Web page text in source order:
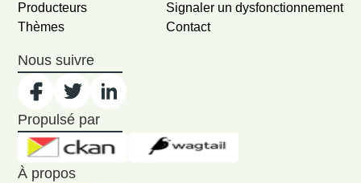
Producteurs
Thèmes
Signaler un dysfonctionnement
Contact
Nous suivre
Propulsé par
À propos